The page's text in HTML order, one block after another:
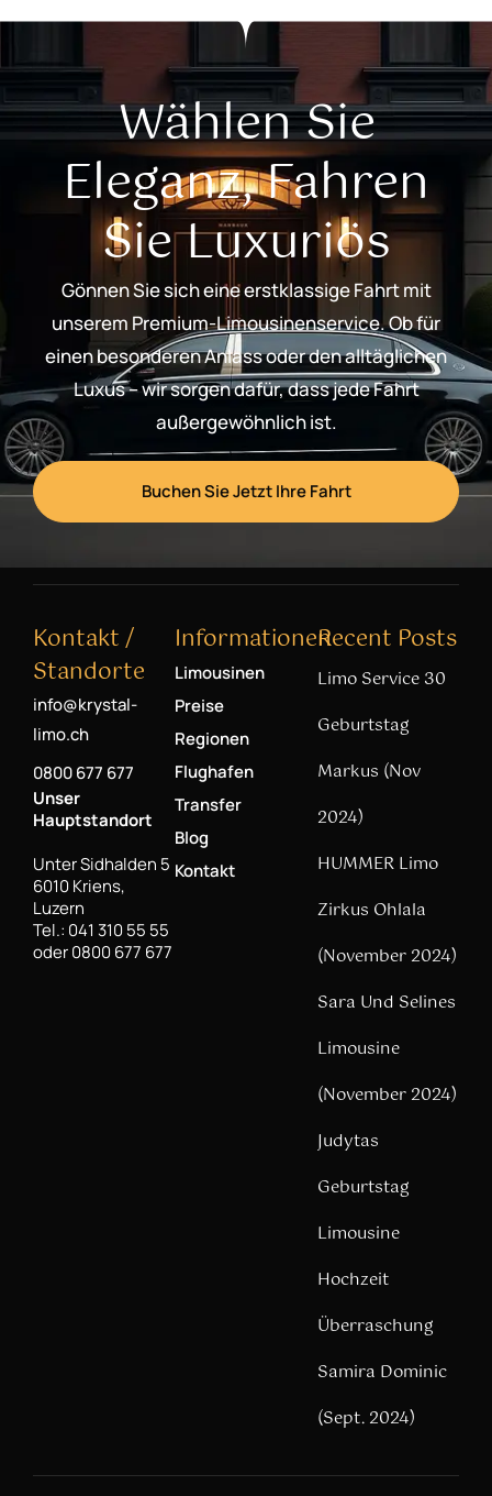
Wählen Sie
Eleganz, Fahren
Sie Luxuriös
Gönnen Sie sich eine erstklassige Fahrt mit
unserem Premium-Limousinenservice. Ob für
einen besonderen Anlass oder den alltäglichen
Luxus – wir sorgen dafür, dass jede Fahrt
außergewöhnlich ist.
Buchen Sie Jetzt Ihre Fahrt
Kontakt /
Standorte
info@krystal-
limo.ch
0800 677 677
Unser
Hauptstandort
Unter Sidhalden 5
6010 Kriens,
Luzern
Tel.: 041 310 55 55
oder 0800 677 677
Informationen
Limousinen
Preise
Regionen
Flughafen
Transfer
Blog
Kontakt
Recent Posts
Limo Service 30
Geburtstag
Markus (Nov
2024)
HUMMER Limo
Zirkus Ohlala
(November 2024)
Sara Und Selines
Limousine
(November 2024)
Judytas
Geburtstag
Limousine
Hochzeit
Überraschung
Samira Dominic
(Sept. 2024)